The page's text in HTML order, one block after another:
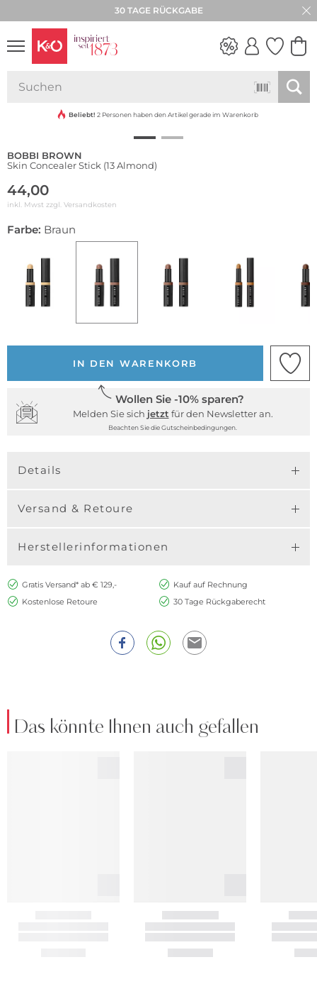
30 TAGE RÜCKGABE
VIBES
Beliebt! 2 Personen haben den Artikel gerade im Warenkorb
BOBBI BROWN
Skin Concealer Stick (13 Almond)
44,00
inkl. Mwst zzgl. Versandkosten
Farbe: Braun
IN DEN WARENKORB
Wollen Sie -10% sparen?
Melden Sie sich jetzt für den Newsletter an.
Beachten Sie die Gutscheinbedingungen.
Details
Versand & Retoure
Herstellerinformationen
Gratis Versand* ab € 129,-
Kauf auf Rechnung
Kostenlose Retoure
30 Tage Rückgaberecht
Das könnte Ihnen auch gefallen